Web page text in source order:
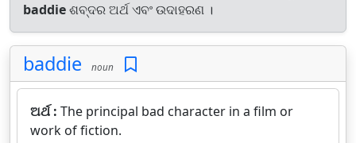
baddieଶବ୍ଦର ଅର୍ଥ ଏବଂ ଉଦାହରଣ ।
baddie noun
ଅର୍ଥ : The principal bad character in a film or
work of fiction.